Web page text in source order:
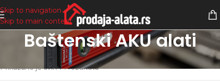
Skip to navigation
Skip to main content
Baštenski AKU alati
Akumulatorski alati/Baštenski AKU alati
Prikazano je svih 14 rezultata